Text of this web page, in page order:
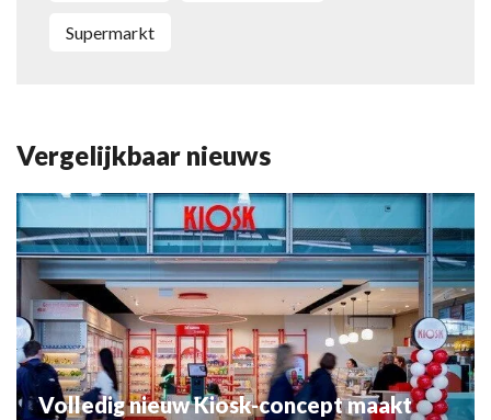
supermarkt
Vergelijkbaar nieuws
Volledig nieuw Kiosk-concept maakt